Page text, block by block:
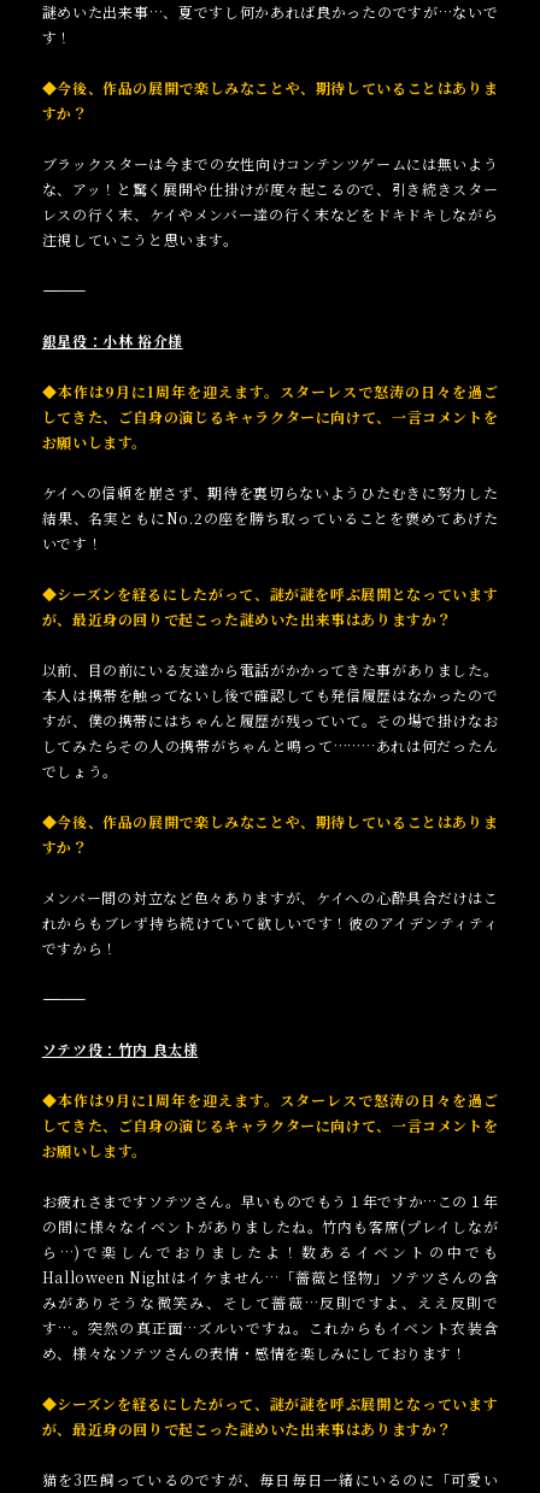
謎めいた出来事…、夏ですし何かあれば良かったのですが…ないで
す！
◆今後、作品の展開で楽しみなことや、期待していることはありま
すか？
ブラックスターは今までの女性向けコンテンツゲームには無いよう
な、アッ！と驚く展開や仕掛けが度々起こるので、引き続きスター
レスの行く末、ケイやメンバー達の行く末などをドキドキしながら
注視していこうと思います。
――――――――――
銀星役：小林 裕介様
◆本作は9月に1周年を迎えます。スターレスで怒涛の日々を過ご
してきた、ご自身の演じるキャラクターに向けて、一言コメントを
お願いします。
ケイへの信頼を崩さず、期待を裏切らないようひたむきに努力した
結果、名実ともにNo.2の座を勝ち取っていることを褒めてあげた
いです！
◆シーズンを経るにしたがって、謎が謎を呼ぶ展開となっています
が、最近身の回りで起こった謎めいた出来事はありますか？
以前、目の前にいる友達から電話がかかってきた事がありました。
本人は携帯を触ってないし後で確認しても発信履歴はなかったので
すが、僕の携帯にはちゃんと履歴が残っていて。その場で掛けなお
してみたらその人の携帯がちゃんと鳴って………あれは何だったん
でしょう。
◆今後、作品の展開で楽しみなことや、期待していることはありま
すか？
メンバー間の対立など色々ありますが、ケイへの心酔具合だけはこ
れからもブレず持ち続けていて欲しいです！彼のアイデンティティ
ですから！
――――――――――
ソテツ役：竹内 良太様
◆本作は9月に1周年を迎えます。スターレスで怒涛の日々を過ご
してきた、ご自身の演じるキャラクターに向けて、一言コメントを
お願いします。
お疲れさまですソテツさん。早いものでもう１年ですか…この１年
の間に様々なイベントがありましたね。竹内も客席(プレイしなが
ら…)で楽しんでおりましたよ！数あるイベントの中でも
Halloween Nightはイケません…「薔薇と怪物」ソテツさんの含
みがありそうな微笑み、そして薔薇…反則ですよ、ええ反則で
す…。突然の真正面…ズルいですね。これからもイベント衣装含
め、様々なソテツさんの表情・感情を楽しみにしております！
◆シーズンを経るにしたがって、謎が謎を呼ぶ展開となっています
が、最近身の回りで起こった謎めいた出来事はありますか？
猫を3匹飼っているのですが、毎日毎日一緒にいるのに「可愛い